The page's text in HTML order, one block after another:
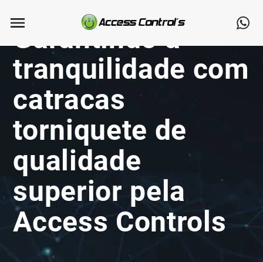
Garantindo a
tranquilidade com
catracas
torniquete de
qualidade
superior pela
Access Controls